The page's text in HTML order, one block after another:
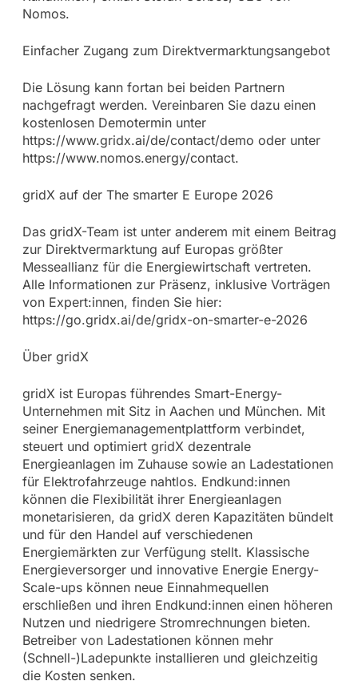
Nomos.
Einfacher Zugang zum Direktvermarktungsangebot
Die Lösung kann fortan bei beiden Partnern
nachgefragt werden. Vereinbaren Sie dazu einen
kostenlosen Demotermin unter
https://www.gridx.ai/de/contact/demo oder unter
https://www.nomos.energy/contact.
gridX auf der The smarter E Europe 2026
Das gridX-Team ist unter anderem mit einem Beitrag
zur Direktvermarktung auf Europas größter
Messeallianz für die Energiewirtschaft vertreten.
Alle Informationen zur Präsenz, inklusive Vorträgen
von Expert:innen, finden Sie hier:
https://go.gridx.ai/de/gridx-on-smarter-e-2026
Über gridX
gridX ist Europas führendes Smart-Energy-
Unternehmen mit Sitz in Aachen und München. Mit
seiner Energiemanagementplattform verbindet,
steuert und optimiert gridX dezentrale
Energieanlagen im Zuhause sowie an Ladestationen
für Elektrofahrzeuge nahtlos. Endkund:innen
können die Flexibilität ihrer Energieanlagen
monetarisieren, da gridX deren Kapazitäten bündelt
und für den Handel auf verschiedenen
Energiemärkten zur Verfügung stellt. Klassische
Energieversorger und innovative Energie Energy-
Scale-ups können neue Einnahmequellen
erschließen und ihren Endkund:innen einen höheren
Nutzen und niedrigere Stromrechnungen bieten.
Betreiber von Ladestationen können mehr
(Schnell-)Ladepunkte installieren und gleichzeitig
die Kosten senken.